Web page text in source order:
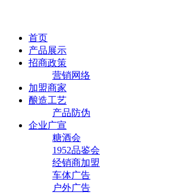
首页
产品展示
招商政策
营销网络
加盟商家
酿造工艺
产品防伪
企业广宣
糖酒会
1952品鉴会
经销商加盟
车体广告
户外广告